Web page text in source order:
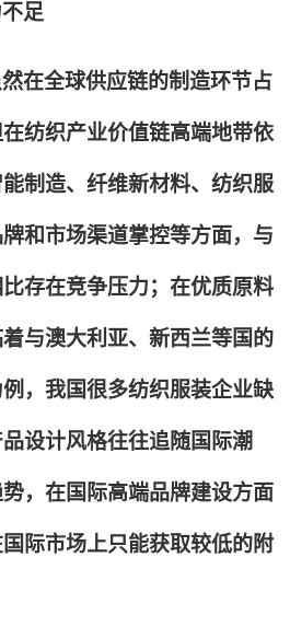
足
在全球供应链的制造环节占
纺织产业价值链高端地带依
制造、纤维新材料、纺织服
和市场渠道掌控等方面，与
存在竞争压力；在优质原料
与澳大利亚、新西兰等国的
，我国很多纺织服装企业缺
设计风格往往追随国际潮
，在国际高端品牌建设方面
际市场上只能获取较低的附